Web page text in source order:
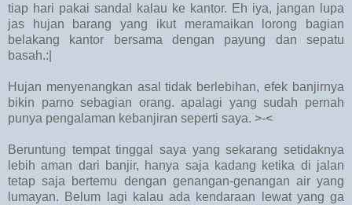
tiap hari pakai sandal kalau ke kantor. Eh iya, jangan lupa
jas hujan barang yang ikut meramaikan lorong bagian
belakang kantor bersama dengan payung dan sepatu
basah.:|
Hujan menyenangkan asal tidak berlebihan, efek banjirnya
bikin parno sebagian orang. apalagi yang sudah pernah
punya pengalaman kebanjiran seperti saya. >-<
Beruntung tempat tinggal saya yang sekarang setidaknya
lebih aman dari banjir, hanya saja kadang ketika di jalan
tetap saja bertemu dengan genangan-genangan air yang
lumayan. Belum lagi kalau ada kendaraan lewat yang ga